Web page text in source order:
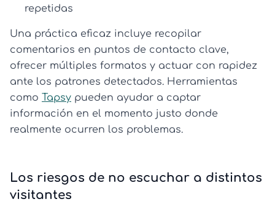
repetidas
Una práctica eficaz incluye recopilar
comentarios en puntos de contacto clave,
ofrecer múltiples formatos y actuar con rapidez
ante los patrones detectados. Herramientas
como Tapsy pueden ayudar a captar
información en el momento justo donde
realmente ocurren los problemas.
Los riesgos de no escuchar a distintos
visitantes